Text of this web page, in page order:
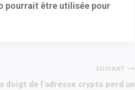
pourrait être utilisée pour
SUIVANT
doigt de l’adresse crypto perd un